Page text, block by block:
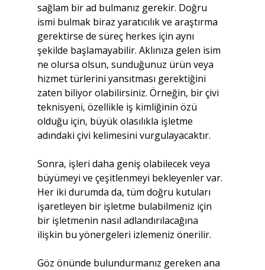
sağlam bir ad bulmanız gerekir. Doğru
ismi bulmak biraz yaratıcılık ve araştırma
gerektirse de süreç herkes için aynı
şekilde başlamayabilir. Aklınıza gelen isim
ne olursa olsun, sunduğunuz ürün veya
hizmet türlerini yansıtması gerektiğini
zaten biliyor olabilirsiniz. Örneğin, bir çivi
teknisyeni, özellikle iş kimliğinin özü
olduğu için, büyük olasılıkla işletme
adındaki çivi kelimesini vurgulayacaktır.
Sonra, işleri daha geniş olabilecek veya
büyümeyi ve çeşitlenmeyi bekleyenler var.
Her iki durumda da, tüm doğru kutuları
işaretleyen bir işletme bulabilmeniz için
bir işletmenin nasıl adlandırılacağına
ilişkin bu yönergeleri izlemeniz önerilir.
Göz önünde bulundurmanız gereken ana